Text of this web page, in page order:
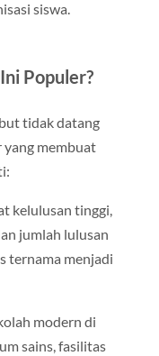
siswa.
Populer?
tidak datang
yang membuat
kelulusan tinggi,
jumlah lulusan
ternama menjadi
modern di
sains, fasilitas